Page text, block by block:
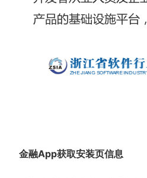
金融App获取安装页信息